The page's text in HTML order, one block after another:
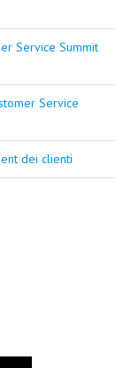
Service Summit
Service
dei clienti